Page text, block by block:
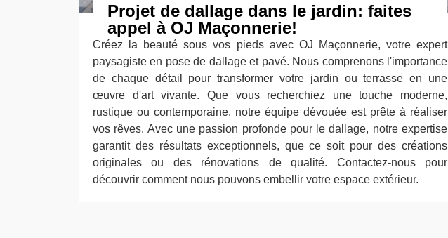
Projet de dallage dans le jardin: faites
appel à OJ Maçonnerie!
Créez la beauté sous vos pieds avec OJ Maçonnerie, votre expert
paysagiste en pose de dallage et pavé. Nous comprenons l'importance
de chaque détail pour transformer votre jardin ou terrasse en une
œuvre d'art vivante. Que vous recherchiez une touche moderne,
rustique ou contemporaine, notre équipe dévouée est prête à réaliser
vos rêves. Avec une passion profonde pour le dallage, notre expertise
garantit des résultats exceptionnels, que ce soit pour des créations
originales ou des rénovations de qualité. Contactez-nous pour
découvrir comment nous pouvons embellir votre espace extérieur.